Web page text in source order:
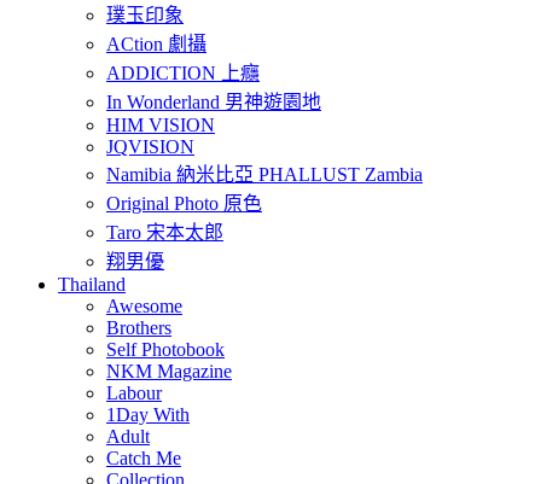
璞玉印象
ACtion 劇攝
ADDICTION 上癮
In Wonderland 男神遊園地
HIM VISION
JQVISION
Namibia 納米比亞 PHALLUST Zambia
Original Photo 原色
Taro 宋本太郎
翔男優
Thailand
Awesome
Brothers
Self Photobook
NKM Magazine
Labour
1Day With
Adult
Catch Me